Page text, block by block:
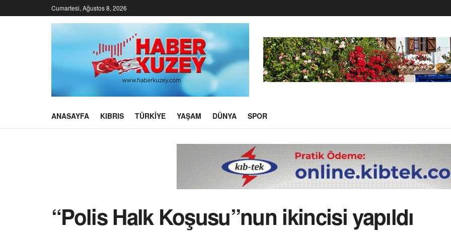
Cumartesi, Ağustos 8, 2026
ANASAYFA KIBRIS TÜRKIYE YAŞAM DÜNYA SPOR
“Polis Halk Koşusu”nun ikincisi yapıldı